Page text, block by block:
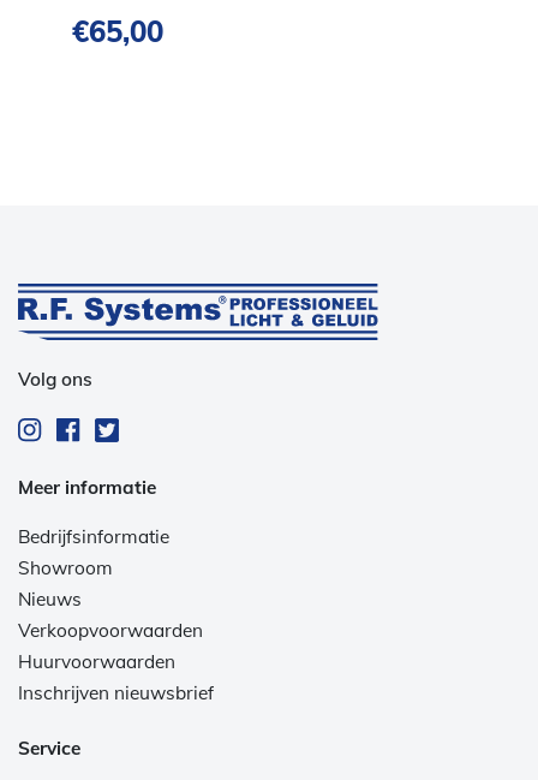
€65,00
Volg ons
Meer informatie
Bedrijfsinformatie
Showroom
Nieuws
Verkoopvoorwaarden
Huurvoorwaarden
Inschrijven nieuwsbrief
Service